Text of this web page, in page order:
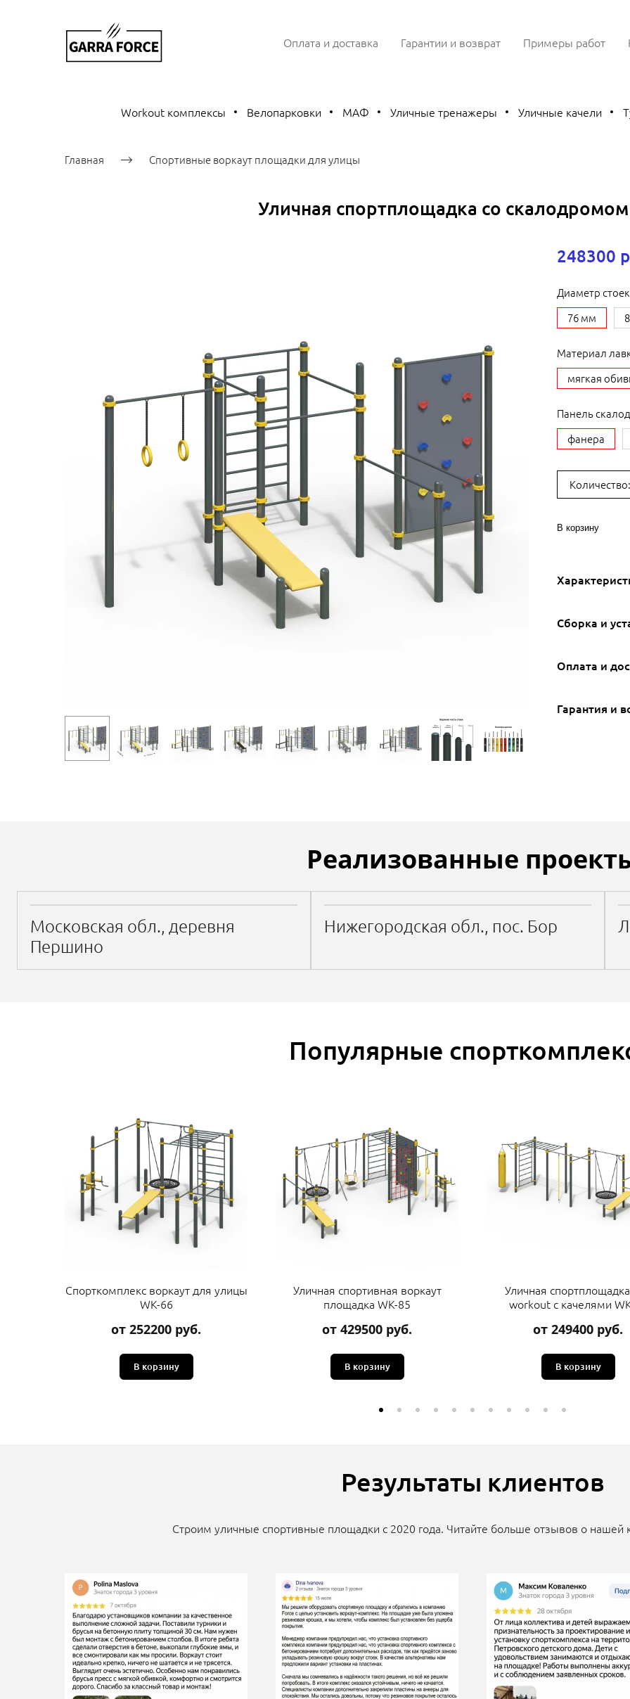
Оплата и доставка Гарантии и возврат Примеры работ
Workout комплексы Велопарковки МАФ Уличные тренажеры Уличные качели
Главная Спортивные воркаут площадки для улицы
Уличная спортплощадка со скалодромом
248300
Диаметр
76 мм
Материал
мягкая
Панель
фанера
Количество:
В корзину
Сборка и
Оплата и
Гарантия и
Реализованные
Московская обл., деревня
Першино
Нижегородская обл., пос. Бор
Популярные
Спорткомплекс воркаут для улицы
WK-66
от 252200 руб.
В корзину
Уличная спортивная воркаут
площадка WK-85
от 429500 руб.
В корзину
Уличная
workout с качелями
от 249400 руб.
В корзину
Результаты клиентов
Строим уличные спортивные площадки с 2020 года. Читайте больше отзывов о нашей